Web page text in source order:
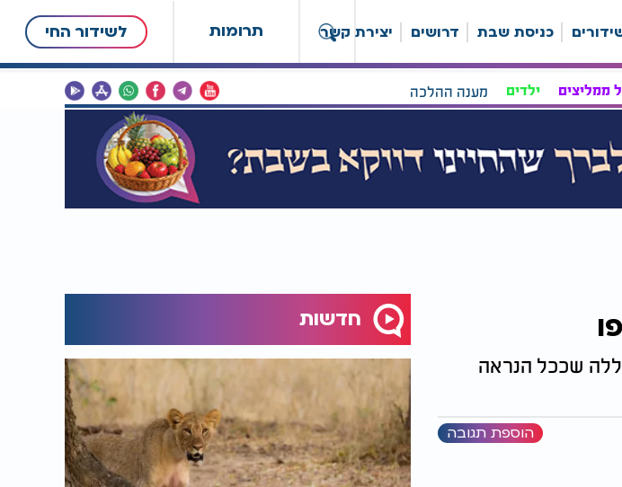
תרומות לשידור החי כניסת שבת דרושים יצירת קשר
ממליצים ילדים מענה ההלכה
שככל הנראה
הוספת תגובה
חדשות